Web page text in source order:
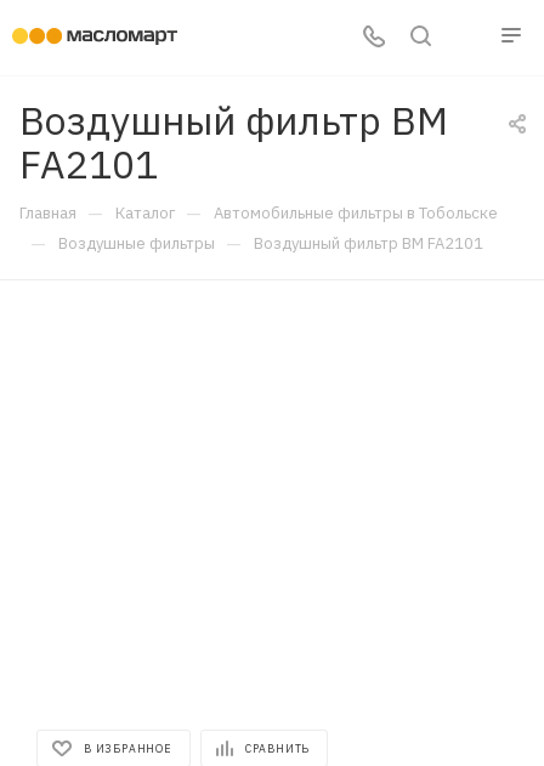
Воздушный фильтр BM
FA2101
Главная — Каталог — Автомобильные фильтры в Тобольске
— Воздушные фильтры — Воздушный фильтр BM FA2101
В ИЗБРАННОЕ СРАВНИТЬ